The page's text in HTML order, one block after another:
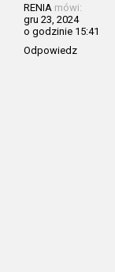
RENIA mówi:
gru 23, 2024
o godzinie 15:41
Odpowiedz